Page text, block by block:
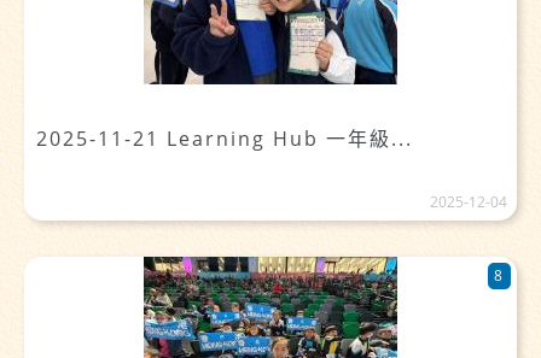
2025-11-21 Learning Hub 一年級...
2025-12-04
8